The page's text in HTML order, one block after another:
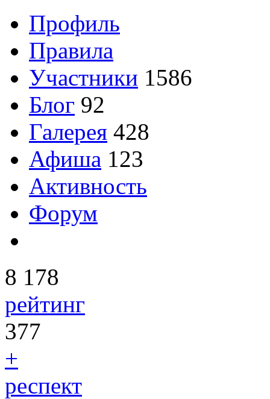
Профиль
Правила
Участники 1586
Блог 92
Галерея 428
Афиша 123
Активность
Форум
8 178
рейтинг
377
+
респект